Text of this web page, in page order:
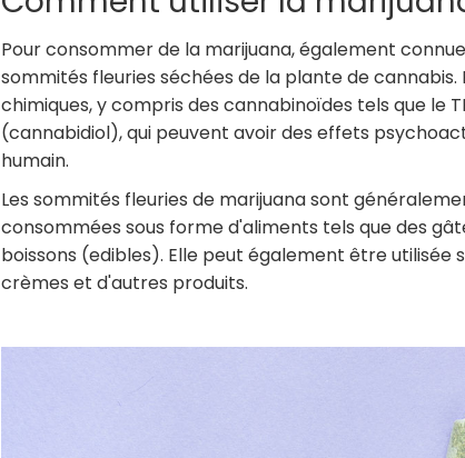
Pour consommer de la marijuana, également
sommités fleuries séchées de la plante de
chimiques, y compris des cannabinoïdes tels que le
(cannabidiol), qui peuvent avoir des effets
humain.
Les sommités fleuries de marijuana sont
consommées sous forme d'aliments tels que des
boissons (edibles). Elle peut également être utilisée
crèmes et d'autres produits.